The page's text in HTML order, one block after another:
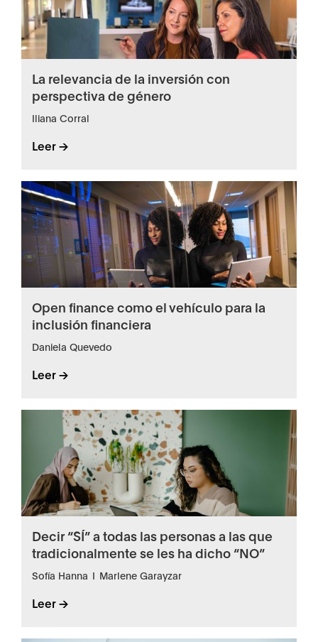
La relevancia de la inversión con
perspectiva de género
Iliana Corral
Leer ->
Open finance como el vehículo para la
inclusión financiera
Daniela Quevedo
Leer ->
Decir “SÍ” a todas las personas a las que
tradicionalmente se les ha dicho “NO”
Sofía Hanna I Marlene Garayzar
Leer ->